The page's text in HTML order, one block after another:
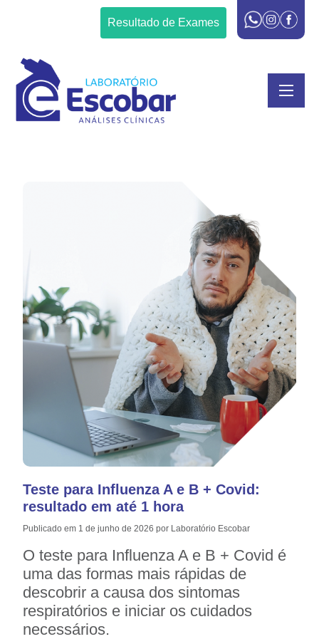
Resultado de Exames
Teste para Influenza A e B + Covid:
resultado em até 1 hora
Publicado em 1 de junho de 2026 por Laboratório Escobar
O teste para Influenza A e B + Covid é
uma das formas mais rápidas de
descobrir a causa dos sintomas
respiratórios e iniciar os cuidados
necessários.